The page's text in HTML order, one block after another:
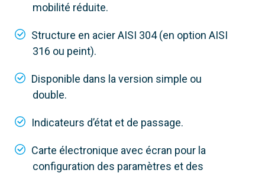
mobilité réduite.
Structure en acier AISI 304 (en option AISI
316 ou peint).
Disponible dans la version simple ou
double.
Indicateurs d’état et de passage.
Carte électronique avec écran pour la
configuration des paramètres et des